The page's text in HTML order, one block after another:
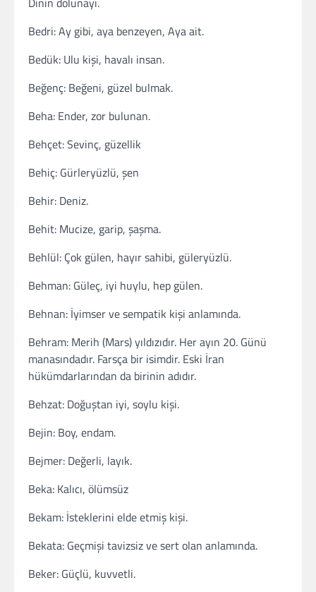
Bedri: Ay gibi, aya benzeyen, Aya ait.
Bedük: Ulu kişi, havalı insan.
Beğenç: Beğeni, güzel bulmak.
Beha: Ender, zor bulunan.
Behçet: Sevinç, güzellik
Behiç: Gürleryüzlü, şen
Behir: Deniz.
Behit: Mucize, garip, şaşma.
Behlül: Çok gülen, hayır sahibi, güleryüzlü.
Behman: Güleç, iyi huylu, hep gülen.
Behnan: İyimser ve sempatik kişi anlamında.
Behram: Merih (Mars) yıldızıdır. Her ayın 20. Günü
manasındadır. Farsça bir isimdir. Eski İran
hükümdarlarından da birinin adıdır.
Behzat: Doğuştan iyi, soylu kişi.
Bejin: Boy, endam.
Bejmer: Değerli, layık.
Beka: Kalıcı, ölümsüz
Bekam: İsteklerini elde etmiş kişi.
Bekata: Geçmişi tavizsiz ve sert olan anlamında.
Beker: Güçlü, kuvvetli.